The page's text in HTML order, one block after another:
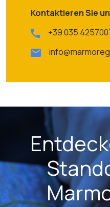
Kontaktieren Sie
+39 035